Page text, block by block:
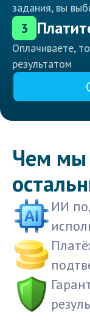
задания, вы
3
Оплачиваете,
результатом
Чем мы
ИИ